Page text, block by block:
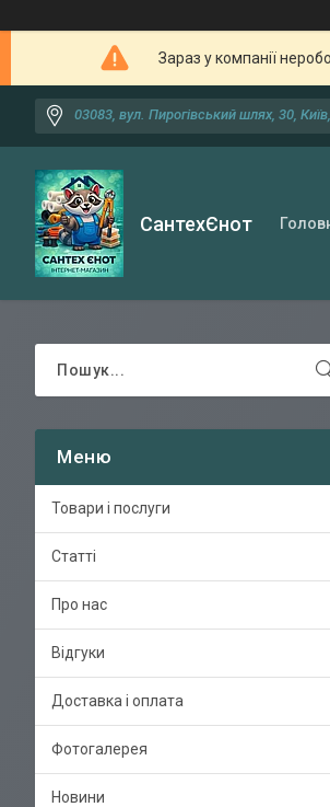
Зараз у компанії
03083, вул. Пирогівський шлях, 30,
СантехЄнот
Товари і послуги
Статті
Про нас
Відгуки
Доставка і оплата
Фотогалерея
Новини